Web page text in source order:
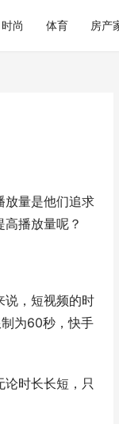
时尚 体育 房产
放量是他们追求
播放量呢？
说，短视频的时
为60秒，快手
时长长短，只